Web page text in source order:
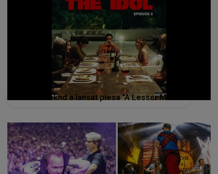
The Weeknd a lansat piesa "A Lesser Man"